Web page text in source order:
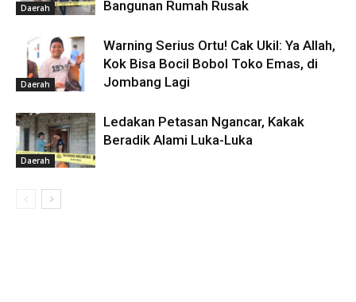
Daerah
Bangunan Rumah Rusak
Daerah
Warning Serius Ortu! Cak Ukil: Ya Allah,
Kok Bisa Bocil Bobol Toko Emas, di
Jombang Lagi
Daerah
Ledakan Petasan Ngancar, Kakak
Beradik Alami Luka-Luka